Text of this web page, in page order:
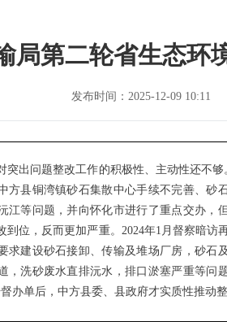
局第二轮省生态环
发布时间：2025-12-09 10:11
突出问题整改工作的积极性、主动性还不够
方县铜湾镇砂石集散中心手续不完善、砂
江等问题，并向怀化市进行了重点交办，
到位，反而更加严重。2024年1月督察暗访
求建设砂石接卸、传输及堆场厂房，砂石
，洗砂废水直排沅水，排口淤塞严重等问
办单后，中方县委、县政府才实质性推动整